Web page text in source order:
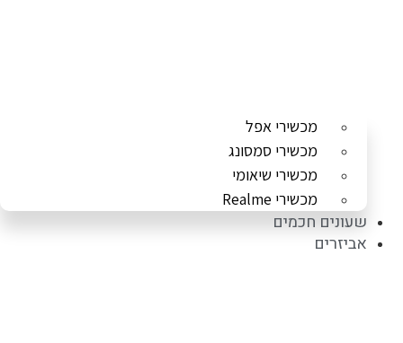
מכשירי אפל
מכשירי סמסונג
מכשירי שיאומי
מכשירי Realme
שעונים חכמים
אביזרים